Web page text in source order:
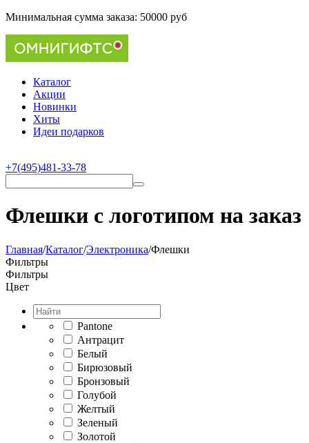
Минимальная сумма заказа: 50000 руб
Каталог
Акции
Новинки
Хиты
Идеи подарков
+7(495)481-33-78
Флешки с логотипом на заказ
Главная/Каталог/Электроника/Флешки
Фильтры
Фильтры
Цвет
Pantone
Антрацит
Белый
Бирюзовый
Бронзовый
Голубой
Желтый
Зеленый
Золотой